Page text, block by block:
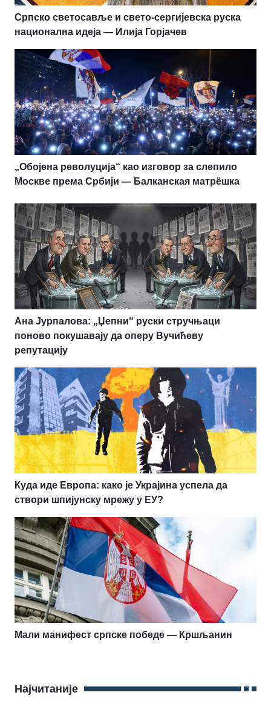
Српско светосавље и свето-сергијевска руска
национална идеја — Илија Горјачев
„Обојена револуција“ као изговор за слепило
Москве према Србији — Балканская матрёшка
Ана Јурпалова: „Џепни“ руски стручњаци
поново покушавају да оперу Вучићеву
репутацију
Куда иде Европа: како је Украјина успела да
створи шпијунску мрежу у ЕУ?
Мали манифест српске победе — Кршљанин
Најчитаније